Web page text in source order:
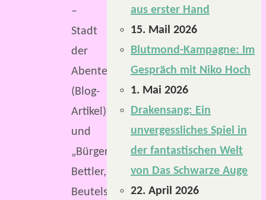
–
Stadt
der
Abenteuer“
(Blog-
Artikel)
und
„Bürger,
Bettler,
Beutelschneider“
aus erster Hand
15. Mail 2026
Blutmond-Kampagne: Im
Gespräch mit Niko Hoch
1. Mai 2026
Drakensang: Ein
unvergessliches Spiel in
der fantastischen Welt
von Das Schwarze Auge
22. April 2026